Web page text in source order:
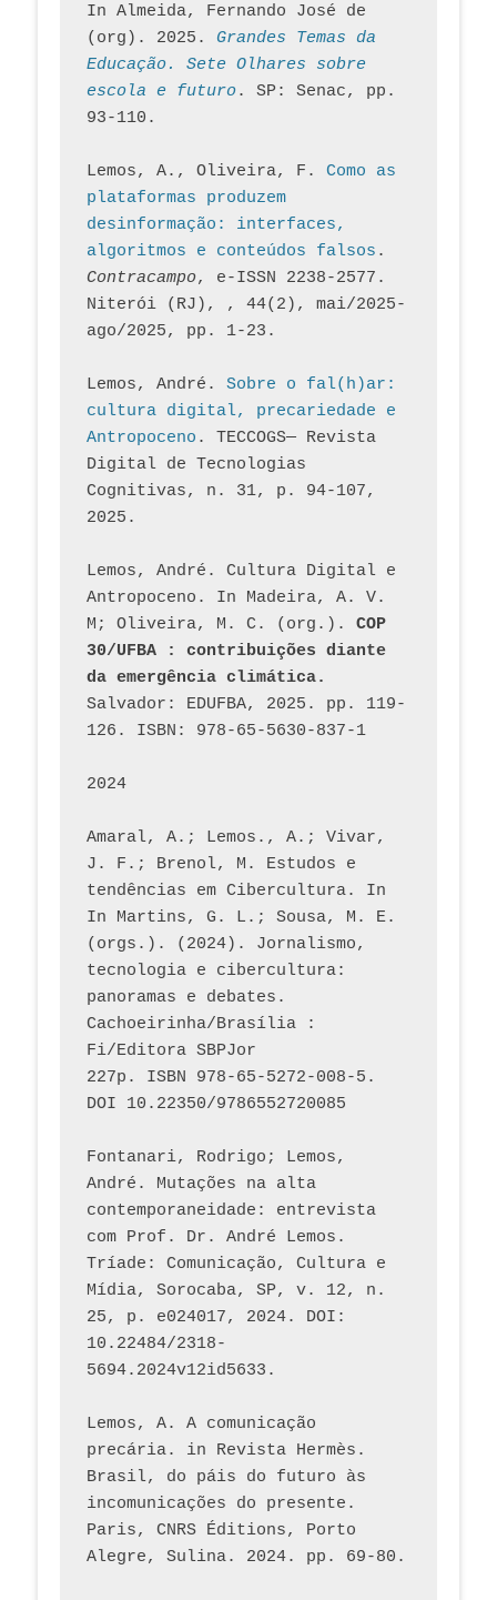
In Almeida, Fernando José de
(org). 2025. Grandes Temas da
Educação. Sete Olhares sobre
escola e futuro. SP: Senac, pp.
93-110.
Lemos, A., Oliveira, F. Como as
plataformas produzem
desinformação: interfaces,
algoritmos e conteúdos falsos
Contracampo, e-ISSN 2238-2577.
Niterói (RJ), , 44(2), mai/2025-
ago/2025, pp. 1-23.
Lemos, André. Sobre o fal(h)ar:
cultura digital, precariedade e
Antropoceno . TECCOGS— Revista
Digital de Tecnologias
Cognitivas, n. 31, p. 94-107,
2025.
Lemos, André. Cultura Digital e
Antropoceno. In Madeira, A. V.
M; Oliveira, M. C. (org.). COP
30/UFBA : contribuições diante
da emergência climática.
Salvador: EDUFBA, 2025. pp. 119-
126. ISBN: 978-65-5630-837-1
2024
Amaral, A.; Lemos., A.; Vivar,
J. F.; Brenol, M. Estudos e
tendências em Cibercultura. In
In Martins, G. L.; Sousa, M. E.
(orgs.). (2024). Jornalismo,
tecnologia e cibercultura:
panoramas e debates.
Cachoeirinha/Brasília :
Fi/Editora SBPJor
227p. ISBN 978-65-5272-008-5.
DOI 10.22350/9786552720085
Fontanari, Rodrigo; Lemos,
André. Mutações na alta
contemporaneidade: entrevista
com Prof. Dr. André Lemos.
Tríade: Comunicação, Cultura e
Mídia, Sorocaba, SP, v. 12, n.
25, p. e024017, 2024. DOI:
10.22484/2318-
5694.2024v12id5633.
Lemos, A. A comunicação
precária. in Revista Hermès.
Brasil, do páis do futuro às
incomunicações do presente.
Paris, CNRS Éditions, Porto